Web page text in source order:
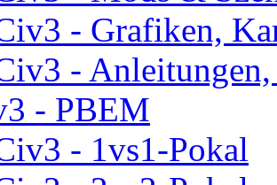
- Grafiken,
-
- PBEM
- 1vs1-Pokal